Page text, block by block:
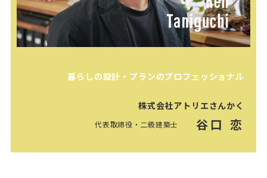
暮らしの設計・プランのプロフェッショナル
株式会社アトリエさんかく
代表取締役・二級建築士 谷口 恋